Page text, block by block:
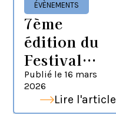
ÉVÈNEMENTS
7ème
édition du
Festival
Lorraine
Photonatur
Publié le 16 mars
2026
Lire l'article